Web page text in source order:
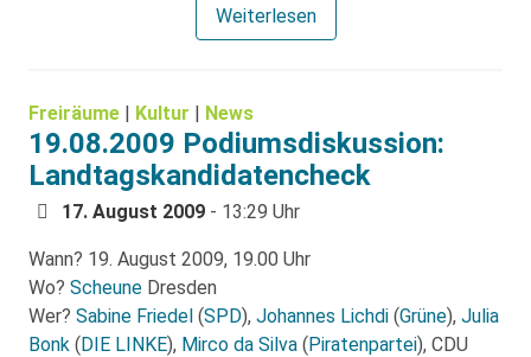
Weiterlesen
Freiräume | Kultur | News
19.08.2009 Podiumsdiskussion:
Landtagskandidatencheck
17. August 2009 - 13:29 Uhr
Wann? 19. August 2009, 19.00 Uhr
Wo? Scheune Dresden
Wer? Sabine Friedel (SPD), Johannes Lichdi (Grüne), Julia
Bonk (DIE LINKE), Mirco da Silva (Piratenpartei), CDU